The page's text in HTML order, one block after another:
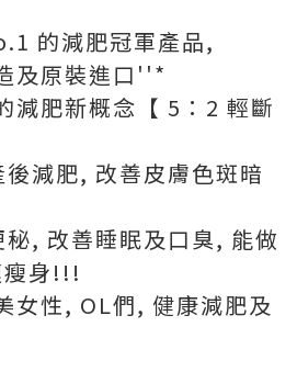
的減肥冠軍產品,
及原裝進口''*
減肥新概念【 5：2 輕斷
減肥, 改善皮膚色斑暗
, 改善睡眠及口臭, 能做
瘦身!!!
女性, OL們, 健康減肥及